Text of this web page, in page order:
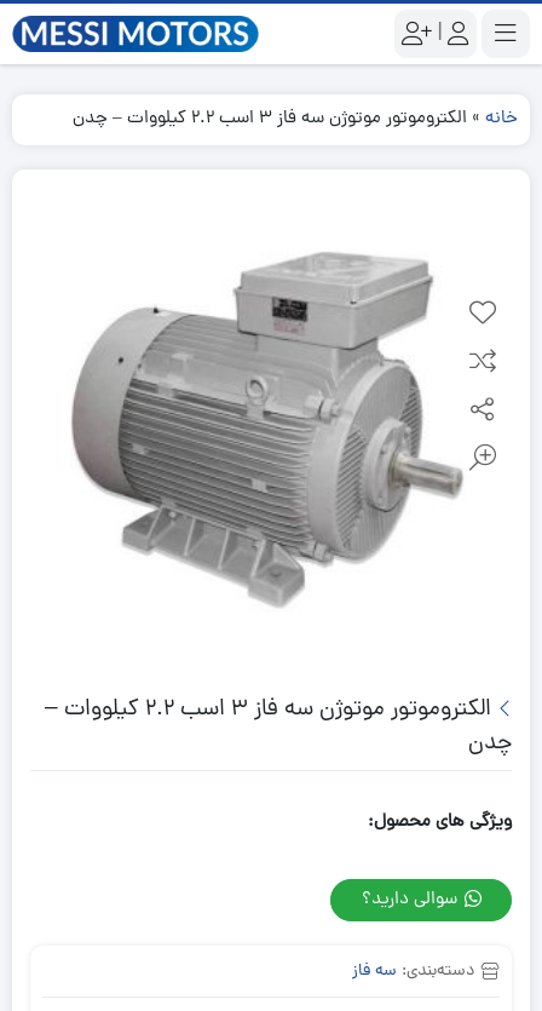
|
خانه » الکتروموتور موتوژن سه فاز 3 اسب 2.2 کیلووات – چدن
الکتروموتور موتوژن سه فاز 3 اسب 2.2 کیلووات –
چدن
ویژگی های محصول:
سوالی دارید؟
دسته‌بندی: سه فاز